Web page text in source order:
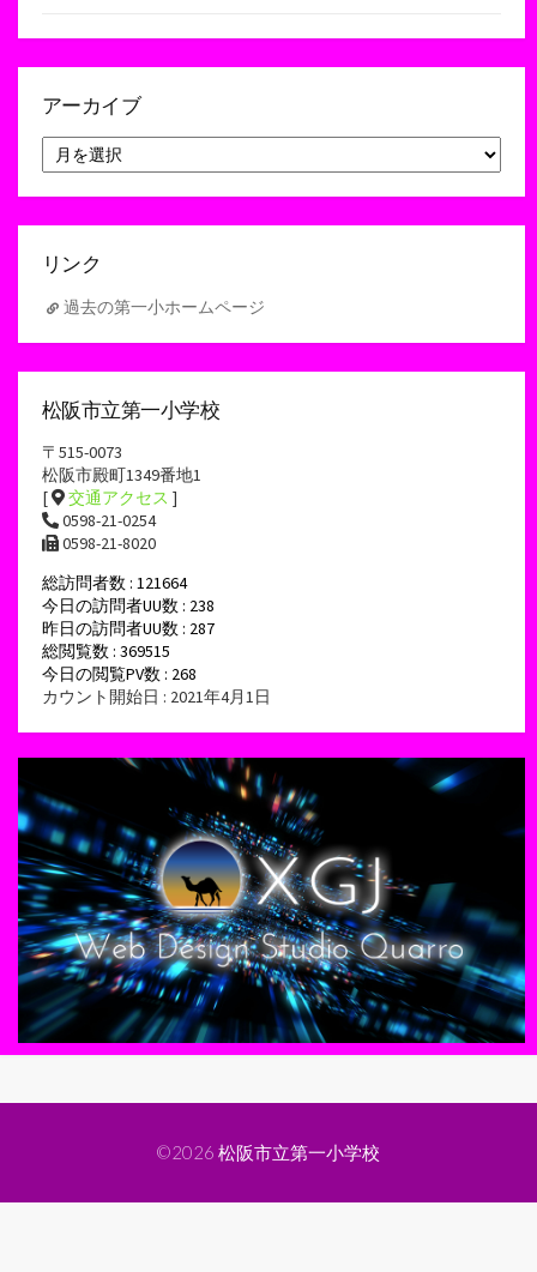
アーカイブ
ー
カ
リンク
過去の第一小ホームページ
松阪市立第一小学校
〒515-0073
松阪市殿町1349番地1
[
交通アクセス ]
0598-21-0254
0598-21-8020
総訪問者数 : 121664
今日の訪問者UU数 : 238
昨日の訪問者UU数 : 287
総閲覧数 : 369515
今日の閲覧PV数 : 268
カウント開始日 : 2021年4月1日
©2026 松阪市立第一小学校